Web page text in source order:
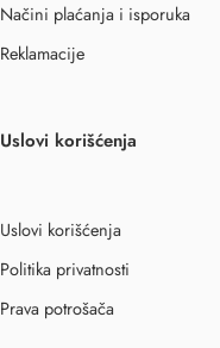
Načini plaćanja i isporuka
Reklamacije
Uslovi korišćenja
Uslovi korišćenja
Politika privatnosti
Prava potrošača